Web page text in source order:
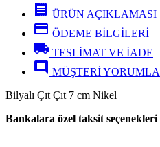
receipt ÜRÜN AÇIKLAMASI
credit_card ÖDEME BİLGİLERİ
local_shipping TESLİMAT VE İADE
comment MÜŞTERİ
Bilyalı Çıt Çıt 7 cm Nikel
Bankalara özel taksit seçenekleri